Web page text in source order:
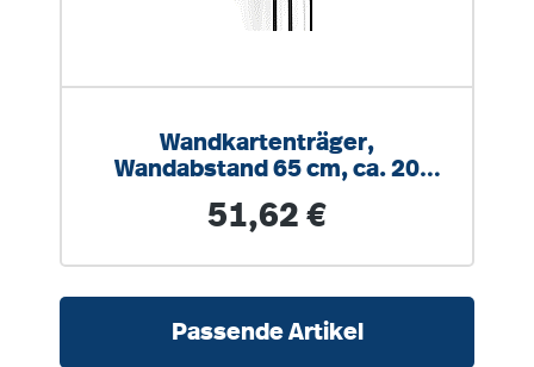
Wandkartenträger,
Wandabstand 65 cm, ca. 20
Regulärer Preis:
51,62 €
Passende Artikel